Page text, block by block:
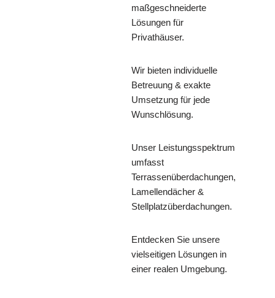
maßgeschneiderte
Lösungen für
Privathäuser.
Wir bieten individuelle
Betreuung & exakte
Umsetzung für jede
Wunschlösung.
Unser Leistungsspektrum
umfasst
Terrassenüberdachungen,
Lamellendächer &
Stellplatzüberdachungen.
Entdecken Sie unsere
vielseitigen Lösungen in
einer realen Umgebung.